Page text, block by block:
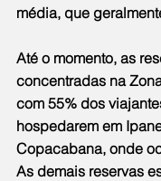
média, que
Até o momento, as
concentradas na
com 55% dos
hospedarem em
Copacabana, onde
As demais reservas